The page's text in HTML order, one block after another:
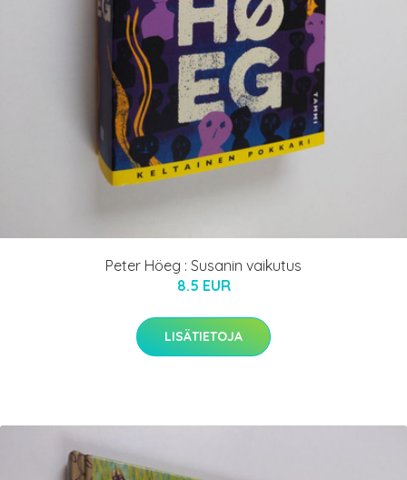
Peter Höeg : Susanin vaikutus
8.5 EUR
LISÄTIETOJA